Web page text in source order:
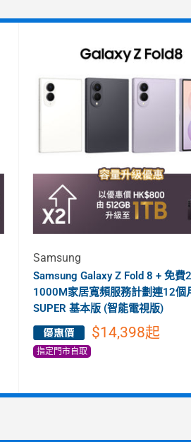
Samsung
Samsung Galaxy Z Fold 8 + 免費
1000M家居寬頻服務計劃連12個
SUPER 基本版 (智能電視版)
$14,398起
指定門市自取